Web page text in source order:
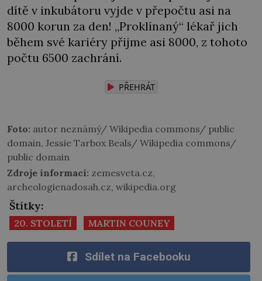
dítě v inkubátoru vyjde v přepočtu asi na
8000 korun za den! „Proklínaný“ lékař jich
během své kariéry přijme asi 8000, z tohoto
počtu 6500 zachrání.
PŘEHRÁT
Foto: autor neznámý/ Wikipedia commons/ public
domain, Jessie Tarbox Beals/ Wikipedia commons/
public domain
Zdroje informací: zemesveta.cz,
archeologienadosah.cz, wikipedia.org
Štítky:
20. STOLETÍ MARTIN COUNEY
Sdílet na Facebooku